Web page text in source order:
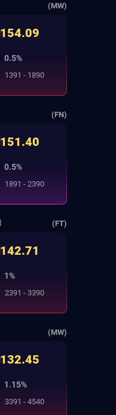
(MW)
154.09
0.5%
1391 - 1890
(FN)
151.40
0.5%
1891 - 2390
(FT)
142.71
1%
2391 - 3390
(MW)
132.45
1.15%
3391 - 4540